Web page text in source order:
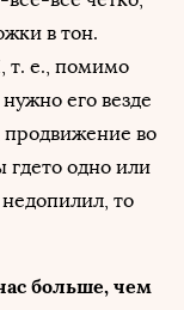
в тон.
т. е., помимо
его везде
продвижение во
гдето одно или
то
больше, чем